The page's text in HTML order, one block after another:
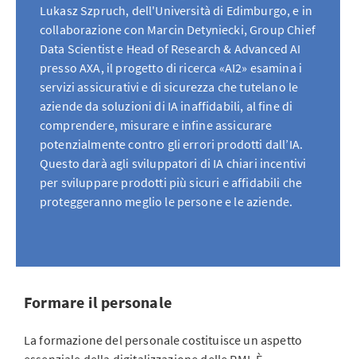
Lukasz Szpruch, dell'Università di Edimburgo, e in
collaborazione con Marcin Detyniecki, Group Chief
Data Scientist e Head of Research & Advanced AI
presso AXA, il progetto di ricerca «AI2» esamina i
servizi assicurativi e di sicurezza che tutelano le
aziende da soluzioni di IA inaffidabili, al fine di
comprendere, misurare e infine assicurare
potenzialmente contro gli errori prodotti dall’IA.
Questo darà agli sviluppatori di IA chiari incentivi
per sviluppare prodotti più sicuri e affidabili che
proteggeranno meglio le persone e le aziende.
Formare il personale
La formazione del personale costituisce un aspetto